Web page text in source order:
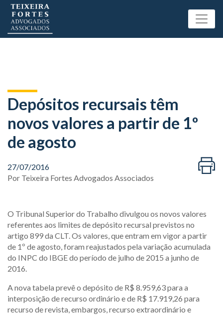
Depósitos recursais têm
novos valores a partir de 1º
de agosto
27/07/2016
Por Teixeira Fortes Advogados Associados
O Tribunal Superior do Trabalho divulgou os novos valores
referentes aos limites de depósito recursal previstos no
artigo 899 da CLT. Os valores, que entram em vigor a partir
de 1º de agosto, foram reajustados pela variação acumulada
do INPC do IBGE do período de julho de 2015 a junho de
2016.
A nova tabela prevê o depósito de R$ 8.959,63 para a
interposição de recurso ordinário e de R$ 17.919,26 para
recurso de revista, embargos, recurso extraordinário e